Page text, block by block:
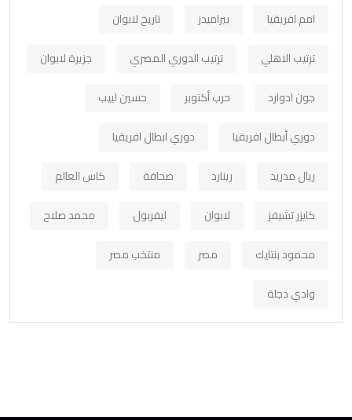
امم افريقيا
بيراميدز
تاريخ لابوان
ترتيب الاهلي
ترتيب الدوري المصري
جزيرة لابوان
جون ادوارد
حرب أكتوبر
حسين لبيب
دوري أبطال افريقيا
دوري ابطال افريقيا
ريال مدريد
رينارد صحافة
كاس العالم
كايزر تشيفز
لابوان ليفربول
محمد صلاح
محمود بنتايك
مصر
منتخب مصر
وادي دجلة